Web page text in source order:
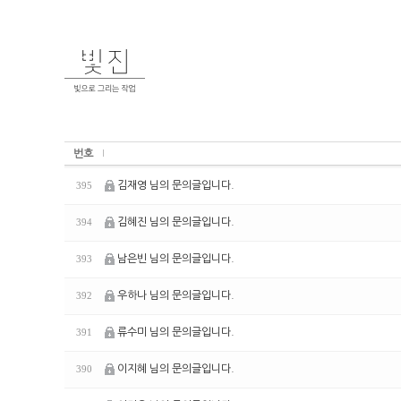
번호
395 김재영 님의 문의글입니다.
394 김혜진 님의 문의글입니다.
393 남은빈 님의 문의글입니다.
392 우하나 님의 문의글입니다.
391 류수미 님의 문의글입니다.
390 이지혜 님의 문의글입니다.